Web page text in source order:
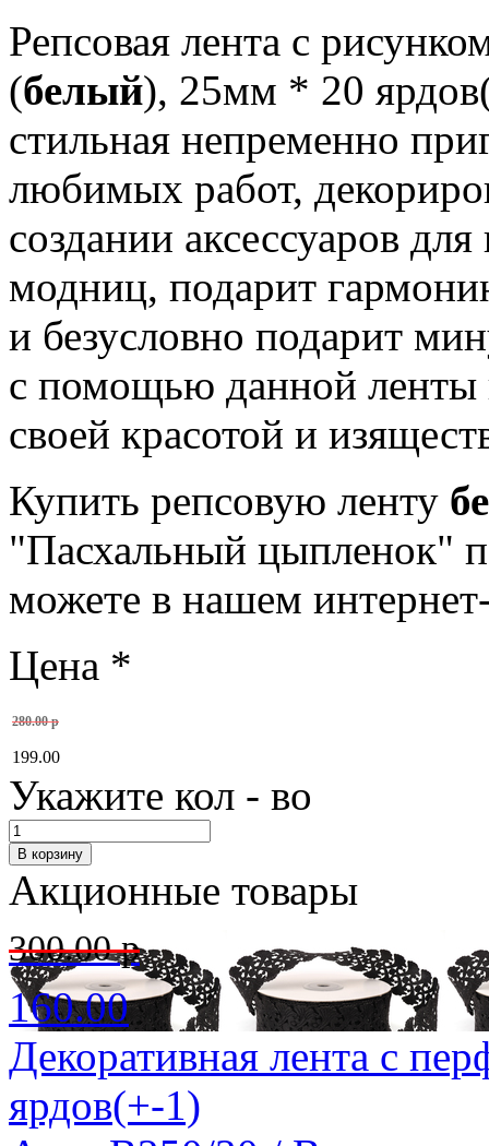
Репсовая лента с
(белый), 25мм * 20
стильная непременно
любимых работ,
создании аксессуаров
модниц, подарит
и безусловно подарит
с помощью данной ленты
своей красотой и
Купить репсовую ленту
"Пасхальный цыпленок"
можете в нашем
Цена *
280.00 р
199.00
Укажите кол - во
Акционные товары
300.00 р
160.00
Декоративная лента с
ярдов(+-1)